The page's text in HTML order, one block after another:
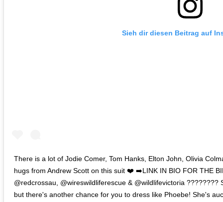
Sieh dir diesen Beitrag auf
There is a lot of Jodie Comer, Tom Hanks, Elton John, Olivia
hugs from Andrew Scott on this suit ❤️ ➡️LINK IN BIO FOR THE
@redcrossau, @wireswildliferescue & @wildlifevictoria
but there's another chance for you to dress like Phoebe! She's